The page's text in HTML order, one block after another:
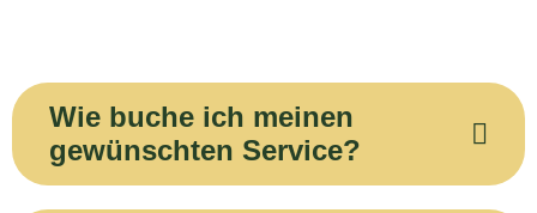
Wie buche ich meinen
gewünschten Service?